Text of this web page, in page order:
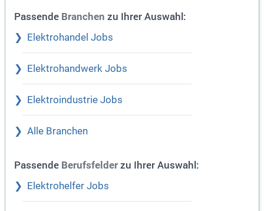
Passende Branchen zu Ihrer Auswahl:
Elektrohandel Jobs
Elektrohandwerk Jobs
Elektroindustrie Jobs
Alle Branchen
Passende Berufsfelder zu Ihrer Auswahl:
Elektrohelfer Jobs